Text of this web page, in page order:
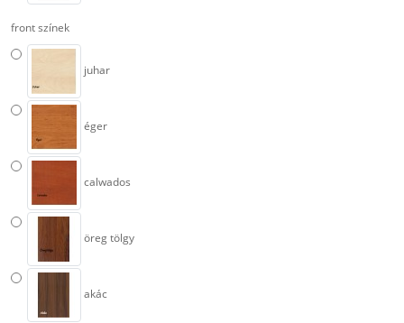
front színek
juhar
éger
calwados
öreg tölgy
akác